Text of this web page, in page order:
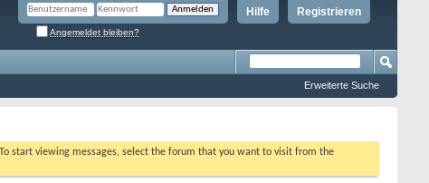
Registrieren
Hilfe
Angemeldet bleiben?
Erweiterte Suche
start viewing messages, select the forum that you want to visit from the